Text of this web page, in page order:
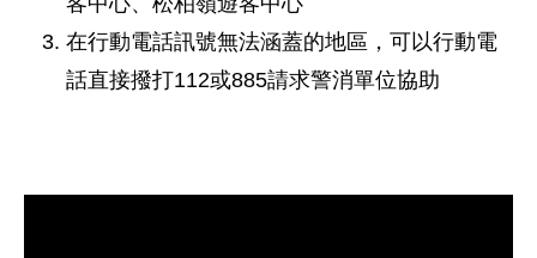
在行動電話訊號無法涵蓋的地區，可以行動電
話直接撥打112或885請求警消單位協助